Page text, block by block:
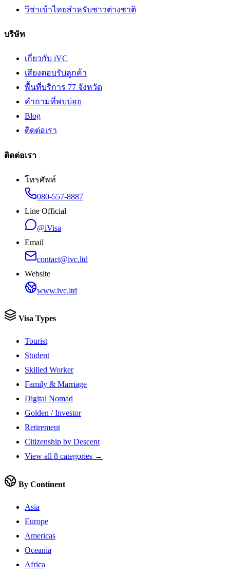
วีซ่าเข้าไทยสำหรับชาวต่างชาติ
บริษัท
เกี่ยวกับ iVC
เสียงตอบรับลูกค้า
พื้นที่บริการ 77 จังหวัด
คำถามที่พบบ่อย
Blog
ติดต่อเรา
ติดต่อเรา
โทรศัพท์
080-557-8887
Line Official
@iVisa
Email
contact@ivc.ltd
Website
www.ivc.ltd
Visa Types
Tourist
Student
Skilled Worker
Family & Marriage
Digital Nomad
Golden / Investor
Retirement
Citizenship by Descent
View all 8 categories →
By Continent
Asia
Europe
Americas
Oceania
Africa